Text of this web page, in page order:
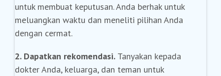
untuk membuat keputusan. Anda berhak untuk
meluangkan waktu dan meneliti pilihan Anda
dengan cermat.
2. Dapatkan rekomendasi. Tanyakan kepada
dokter Anda, keluarga, dan teman untuk